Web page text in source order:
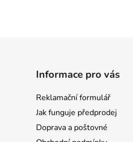
Informace pro vás
Reklamační formulář
Jak funguje předprodej
Doprava a poštovné